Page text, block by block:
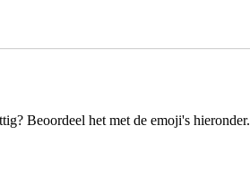
Beoordeel het met de emoji's hieronder.